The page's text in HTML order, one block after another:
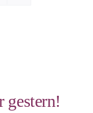
gestern!